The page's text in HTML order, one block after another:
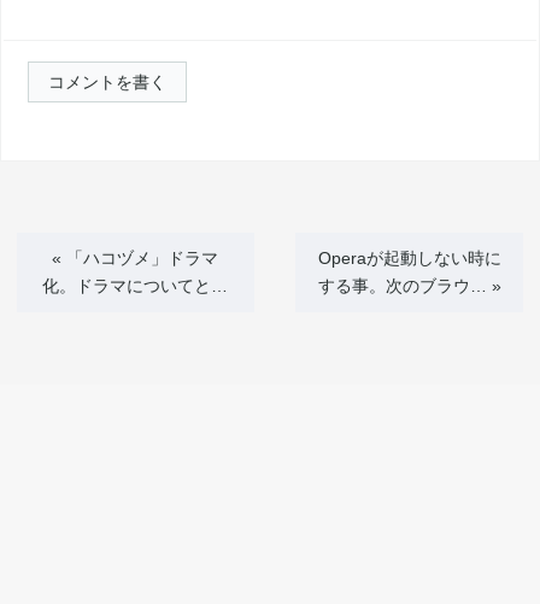
コメントを書く
«
「ハコヅメ」ドラマ
化。ドラマについてと…
Operaが起動しない時に
する事。次のブラウ… »